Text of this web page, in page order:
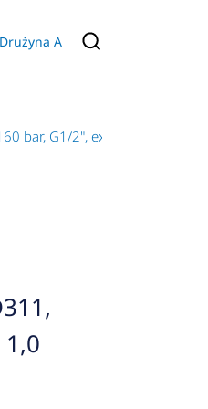
Drużyna A
bar, G1/2", exc, kl. 1,0